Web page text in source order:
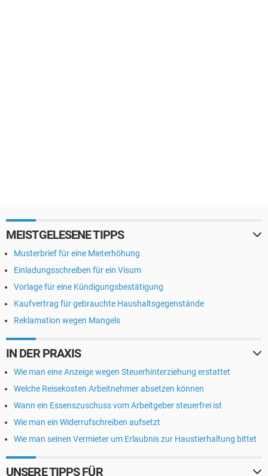
MEISTGELESENE TIPPS
Musterbrief für eine Mieterhöhung
Einladungsschreiben für ein Visum
Vorlage für eine Kündigungsbestätigung
Kaufvertrag für gebrauchte Haushaltsgegenstände
Reklamation wegen Mangels
IN DER PRAXIS
Wie man eine Anzeige wegen Steuerhinterziehung erstattet
Welche Reisekosten Arbeitnehmer absetzen können
Wann ein Essenszuschuss vom Arbeitgeber steuerfrei ist
Wie man ein Widerrufschreiben aufsetzt
Wie man seinen Vermieter um Erlaubnis zur Haustierhaltung bittet
UNSERE TIPPS FÜR